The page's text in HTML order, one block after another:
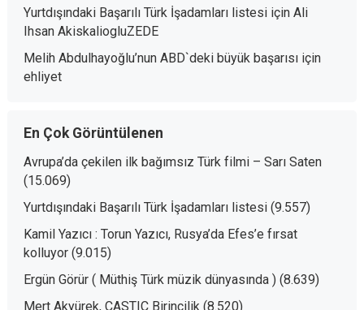
Yurtdışındaki Başarılı Türk İşadamları listesiiçin Ali
Ihsan AkiskaliogluZEDE
Melih Abdulhayoğlu’nun ABD`deki büyük başarısıiçin
ehliyet
En Çok Görüntülenen
Avrupa’da çekilen ilk bağımsız Türk filmi – Sarı Saten
(15.069)
Yurtdışındaki Başarılı Türk İşadamları listesi (9.557)
Kamil Yazıcı : Torun Yazıcı, Rusya’da Efes’e fırsat
kolluyor (9.015)
Ergün Görür ( Müthiş Türk müzik dünyasında ) (8.639)
Mert Akyürek, CASTIC Birincilik (8.520)